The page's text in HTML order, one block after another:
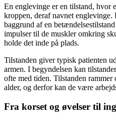
En englevinge er en tilstand, hvor
kroppen, deraf navnet englevinge.
baggrund af en
impulser til de muskler omkring
holde det inde på plads.
Tilstanden giver typisk patienten
armen. I begyndelsen kan
ofte med tiden. Tilstanden
alder, og derfor kan de være
Fra korset og øvelser til